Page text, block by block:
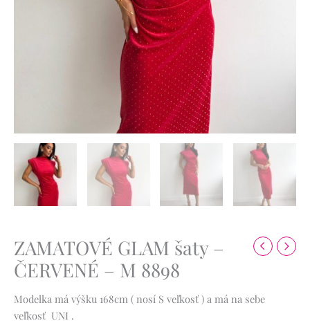
ZAMATOVÉ GLAM šaty –
ČERVENÉ – M 8898
Modelka má výšku 168cm ( nosí S veľkosť ) a má na sebe
veľkosť UNI .